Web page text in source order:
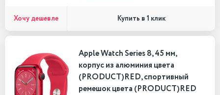
Хочу дешевле Купить в 1 клик
Apple Watch Series 8, 45 мм,
корпус из алюминия цвета
(PRODUCT)RED, спортивный
ремешок цвета (PRODUCT)RED